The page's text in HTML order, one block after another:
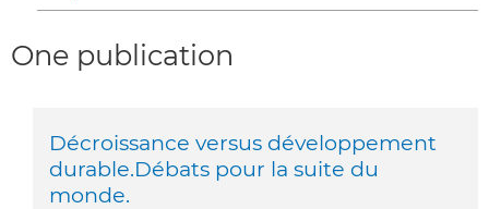
One publication
Décroissance versus développement
durable.Débats pour la suite du
monde.